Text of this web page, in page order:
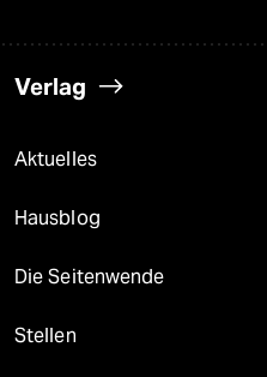
Verlag
Aktuelles
Hausblog
Die Seitenwende
Stellen